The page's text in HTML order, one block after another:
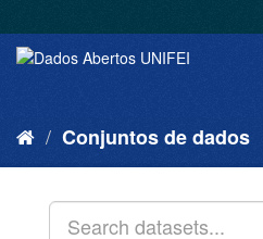
Conjuntos de dados